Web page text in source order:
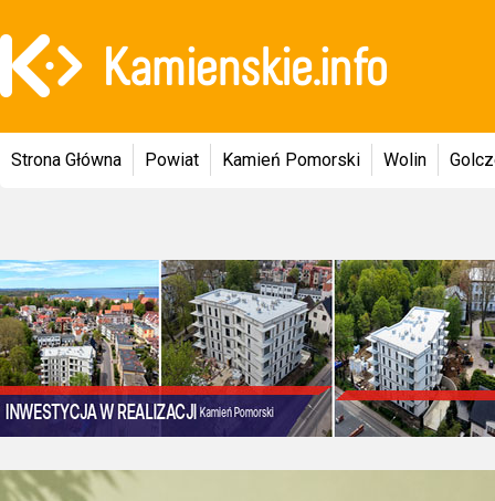
Strona Główna Powiat Kamień Pomorski Wolin